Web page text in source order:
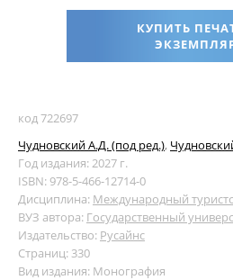
КУПИТЬ
код 722697
Чудновский А.Д. (под ред.),
Год издания: 2027 г.
ISBN: 978-5-466-12714-0
Дисциплина: Международный
ВУЗ автора: Государственный
Издательство: Русайнс
Страниц: 330
Вид издания: Монография